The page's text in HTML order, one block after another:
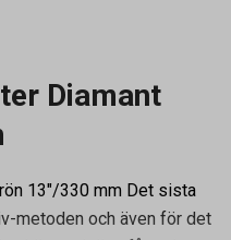
Diamant
13"/330 mm Det sista
metoden och även för det
53300633